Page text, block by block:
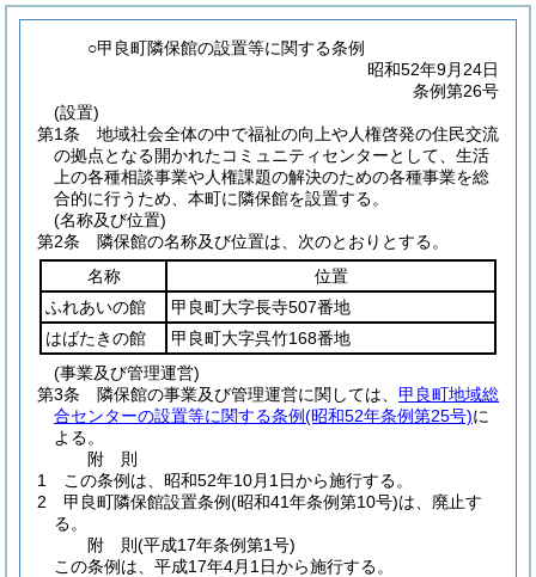
○甲良町隣保館の設置等に関する条例
昭和52年9月24日
条例第26号
(設置)
第1条
地域社会全体の中で福祉の向上や人権啓発の住民交流
の拠点となる開かれたコミュニティセンターとして、生活
上の各種相談事業や人権課題の解決のための各種事業を総
合的に行うため、本町に隣保館を設置する。
(名称及び位置)
第2条
隣保館の名称及び位置は、次のとおりとする。
名称
位置
ふれあいの館
甲良町大字長寺507番地
はばたきの館
甲良町大字呉竹168番地
(事業及び管理運営)
第3条
隣保館の事業及び管理運営に関しては、 甲良町地域総
合センターの設置等に関する条例(昭和52年条例第25号)に
よる。
附 則
1
この条例は、昭和52年10月1日から施行する。
2
甲良町隣保館設置条例(昭和41年条例第10号)は、廃止す
る。
附 則(平成17年条例第1号)
この条例は、平成17年4月1日から施行する。